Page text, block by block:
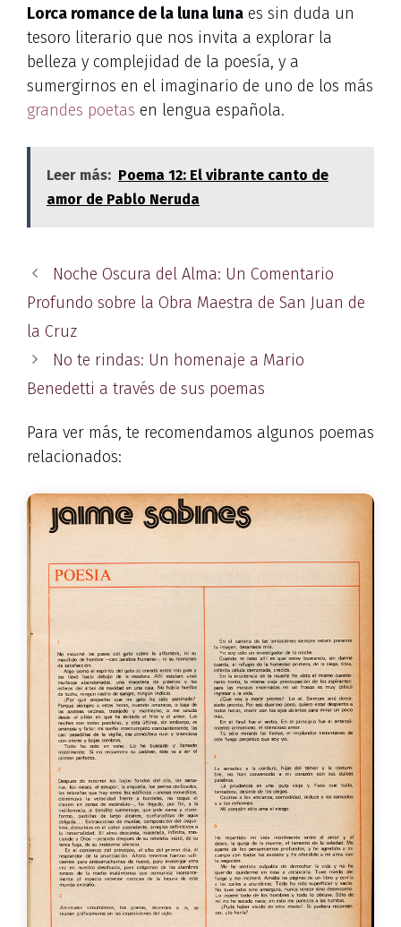
Lorca romance de la luna luna es sin duda un
tesoro literario que nos invita a explorar la
belleza y complejidad de la poesía, y a
sumergirnos en el imaginario de uno de los más
grandes poetas en lengua española.
Leer más: Poema 12: El vibrante canto de
amor de Pablo Neruda
Noche Oscura del Alma: Un Comentario
Profundo sobre la Obra Maestra de San Juan de
la Cruz
No te rindas: Un homenaje a Mario
Benedetti a través de sus poemas
Para ver más, te recomendamos algunos poemas
relacionados: